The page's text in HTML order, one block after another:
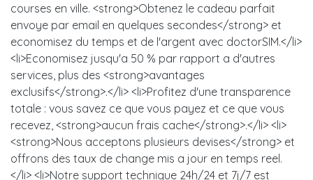
courses en ville. <strong>Obtenez le cadeau parfait
envoye par email en quelques secondes</strong> et
economisez du temps et de l'argent avec doctorSIM.</li>
<li>Economisez jusqu'a 50 % par rapport a d'autres
services, plus des <strong>avantages
exclusifs</strong>.</li> <li>Profitez d'une transparence
totale : vous savez ce que vous payez et ce que vous
recevez, <strong>aucun frais cache</strong>.</li> <li>
<strong>Nous acceptons plusieurs devises</strong> et
offrons des taux de change mis a jour en temps reel.
</li> <li>Notre support technique 24h/24 et 7j/7 est